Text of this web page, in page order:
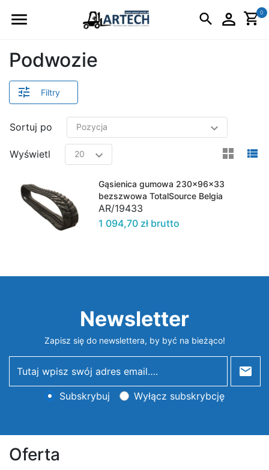
0
Podwozie
Filtry
Sortuj po
Wyświetl
Gąsienica gumowa 230x96x33
bezszwowa TotalSource Belgia
AR/19433
1 094,70 zł brutto
Newsletter
Zapisz się do newslettera, by być na bieżąco!
newsletter
Subskrybuj Wyłącz subskrybcję
Oferta